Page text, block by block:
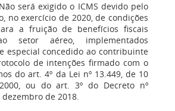
será exigido o ICMS devido pelo
no exercício de 2020, de condições
a fruição de benefícios fiscais
setor aéreo, implementados
especial concedido ao contribuinte
de intenções firmado com o
do art. 4º da Lei nº 13.449, de 10
ou do art. 3º do Decreto nº
de 2018.